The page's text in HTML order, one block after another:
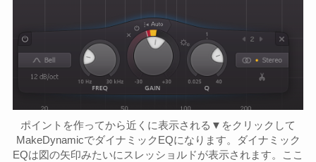
ポイントを作ってから近くに表示される▼をクリックして
MakeDynamicでダイナミックEQになります。ダイナミック
EQは図の矢印みたいにスレッショルドが表示されます。ここ